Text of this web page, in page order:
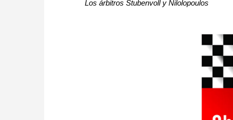
Los árbitros Stubenvoll y Nilolopoulos